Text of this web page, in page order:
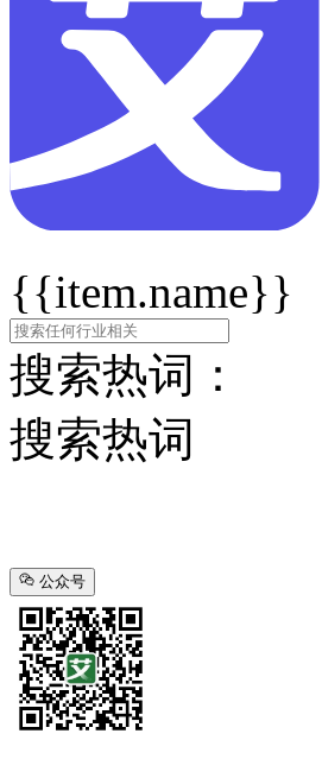
{{item.name}}
搜索热词：
搜索热词
公众号